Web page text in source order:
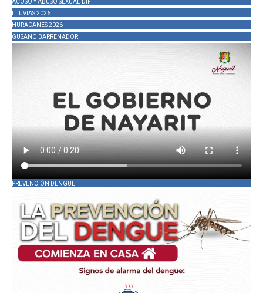
ACOSO Y ABUSO SEXUAL DIF
LLUVIAS 2026
HURACANES 2026
GUSANO BARRENADOR
PREVENCIÓN DENGUE